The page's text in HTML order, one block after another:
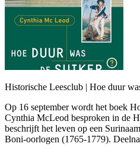
Historische Leesclub | Hoe duur
Op 16 september wordt het boek
Cynthia McLeod besproken in de
beschrijft het leven op een
Boni-oorlogen (1765-1779).